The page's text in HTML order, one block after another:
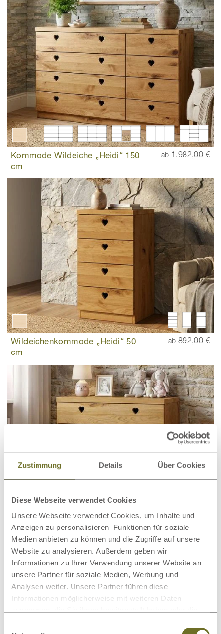
Zustimmung Details Über Cookies
Diese Webseite verwendet Cookies
Unsere Webseite verwendet Cookies, um Inhalte und
Anzeigen zu personalisieren, Funktionen für soziale
Medien anbieten zu können und die Zugriffe auf unsere
Website zu analysieren. Außerdem geben wir
Informationen zu Ihrer Verwendung unserer Website an
unsere Partner für soziale Medien, Werbung und
Analysen weiter. Unsere Partner führen diese
Informationen möglicherweise mit weiteren Daten
Kommode Wildeiche „Heidi“ 150
cm
ab 1.982,00 €
Wildeichenkommode „Heidi“ 50
cm
ab 892,00 €
Wildeichenkommode „Heidi“ 100
cm
ab1.387,00 €